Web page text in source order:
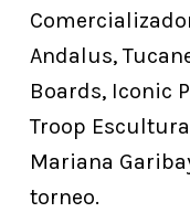
Andalus,
Boards, Iconic
Troop
Mariana
torneo.